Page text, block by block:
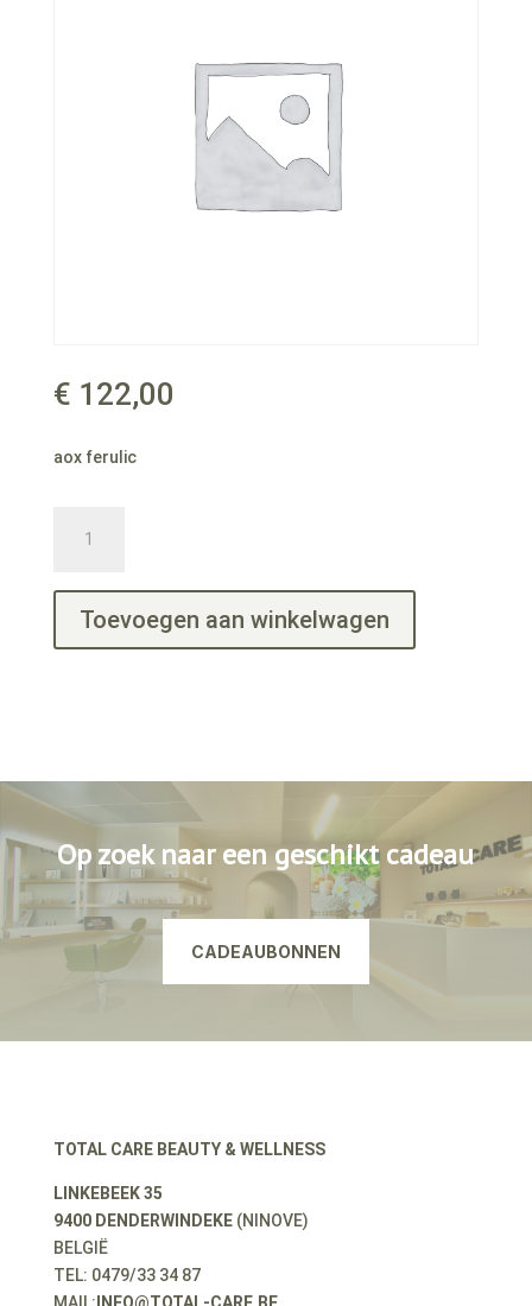
€ 122,00
aox ferulic
ferulic
Toevoegen aan winkelwagen
Op zoek naar een geschikt cadeau
CADEAUBONNEN
TOTAL CARE BEAUTY & WELLNESS
LINKEBEEK 35
9400 DENDERWINDEKE(NINOVE)
BELGIË
TEL: 0479/33 34 87